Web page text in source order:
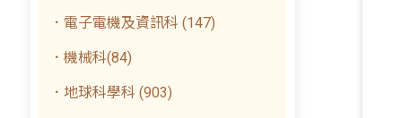
．電子電機及資訊科 (147)
．機械科(84)
．地球科學科 (903)